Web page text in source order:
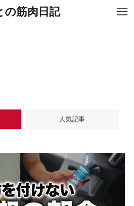
の筋肉日記
人気記事